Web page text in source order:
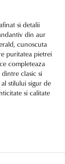
si detalii
din aur
cunoscuta
puritatea pietrei
completeaza
clasic si
stilului sigur de
si calitate